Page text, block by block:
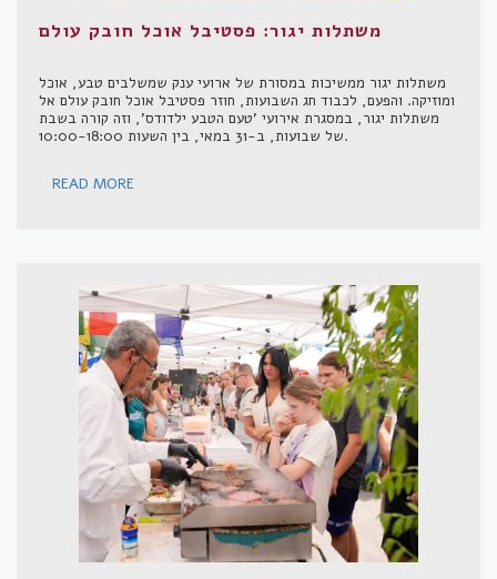
משתלות יגור: פסטיבל אוכל חובק עולם
משתלות יגור ממשיכות במסורת של ארועי ענק שמשלבים טבע, אוכל
ומוזיקה. והפעם, לכבוד חג השבועות, חוזר פסטיבל אוכל חובק עולם אל
משתלות יגור, במסגרת אירועי 'טעם הטבע ילדודס', וזה קורה בשבת
של שבועות, ב-31 במאי, בין השעות 10:00-18:00.
READ MORE